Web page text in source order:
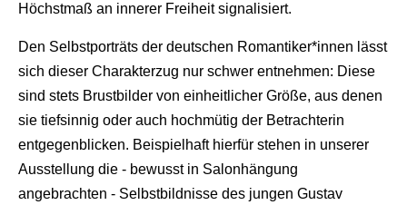
Höchstmaß an innerer Freiheit signalisiert.
Den Selbstporträts der deutschen Romantiker*innen lässt
sich dieser Charakterzug nur schwer entnehmen: Diese
sind stets Brustbilder von einheitlicher Größe, aus denen
sie tiefsinnig oder auch hochmütig der Betrachterin
entgegenblicken. Beispielhaft hierfür stehen in unserer
Ausstellung die - bewusst in Salonhängung
angebrachten - Selbstbildnisse des jungen Gustav